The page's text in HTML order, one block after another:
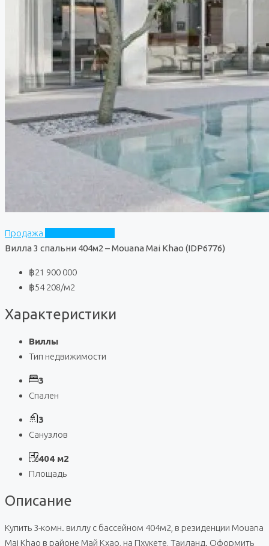
Продажа
Вилла 3 спальни 404м2 – Mouana Mai Khao (IDP6776)
฿21 900 000
฿54 208/м2
Характеристики
Виллы
Тип недвижимости
3
Спален
3
Санузлов
404 м2
Площадь
Описание
Купить 3-комн. виллу с бассейном 404м2, в резиденции Mouana
Mai Khao в районе Май Кхао, на Пхукете, Таиланд. Оформить